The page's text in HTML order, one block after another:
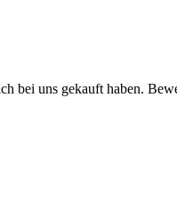
bei uns gekauft haben.